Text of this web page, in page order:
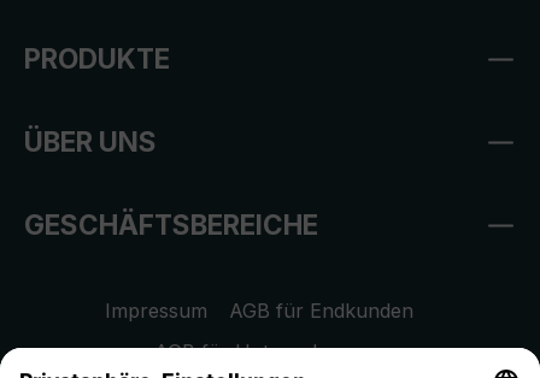
PRODUKTE
ÜBER UNS
GESCHÄFTSBEREICHE
Impressum
AGB für Endkunden
AGB für Unternehmen